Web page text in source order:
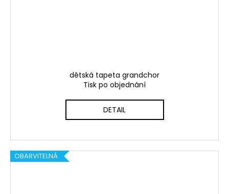
dětská tapeta grandchor
Tisk po objednání
DETAIL
OBARVITELNÁ